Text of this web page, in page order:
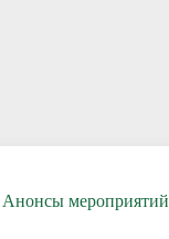
Анонсы мероприятий